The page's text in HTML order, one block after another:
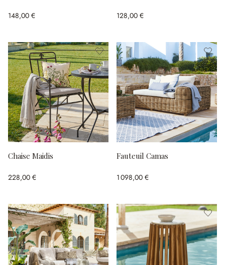
148,00 € 128,00 €
Chaise Maidis
228,00 €
Fauteuil Camas
1 098,00 €